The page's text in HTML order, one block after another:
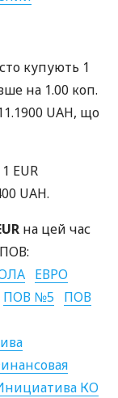
купують 1
на 1.00 коп.
UAH, що
EUR
UAH.
на цей час
ПОВ:
ЕВРО
ПОВ №5 ПОВ
КО